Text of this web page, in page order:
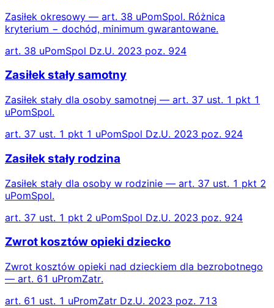
Zasiłek okresowy — art. 38 uPomSpol. Różnica
kryterium − dochód, minimum gwarantowane.
art. 38 uPomSpol Dz.U. 2023 poz. 924
Zasiłek stały samotny
Zasiłek stały dla osoby samotnej — art. 37 ust. 1 pkt 1
uPomSpol.
art. 37 ust. 1 pkt 1 uPomSpol Dz.U. 2023 poz. 924
Zasiłek stały rodzina
Zasiłek stały dla osoby w rodzinie — art. 37 ust. 1 pkt 2
uPomSpol.
art. 37 ust. 1 pkt 2 uPomSpol Dz.U. 2023 poz. 924
Zwrot kosztów opieki dziecko
Zwrot kosztów opieki nad dzieckiem dla bezrobotnego
— art. 61 uPromZatr.
art. 61 ust. 1 uPromZatr Dz.U. 2023 poz. 713